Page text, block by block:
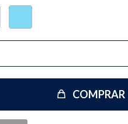
COMPRAR